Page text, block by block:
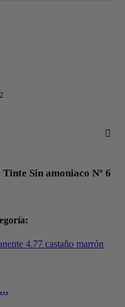
Sin amoniaco Nº 6